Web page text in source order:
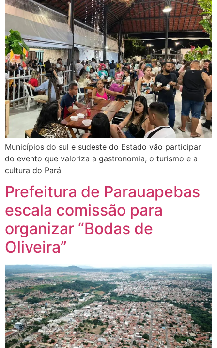
Municípios do sul e sudeste do Estado vão participar
do evento que valoriza a gastronomia, o turismo e a
cultura do Pará
Prefeitura de Parauapebas
escala comissão para
organizar “Bodas de
Oliveira”